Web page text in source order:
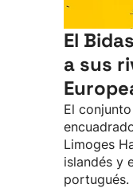
El
a sus
El
Limoges
islandés y
portugués.